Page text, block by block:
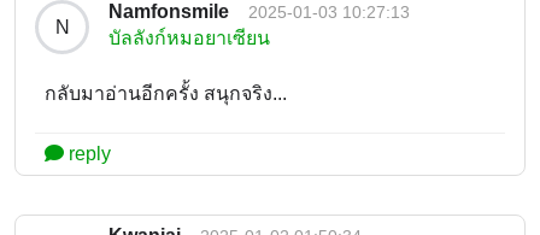
N
Namfonsmile 2025-01-03 10:27:13
บัลลังก์หมอยาเซียน
กลับมาอ่านอีกครั้ง สนุกจริง...
reply